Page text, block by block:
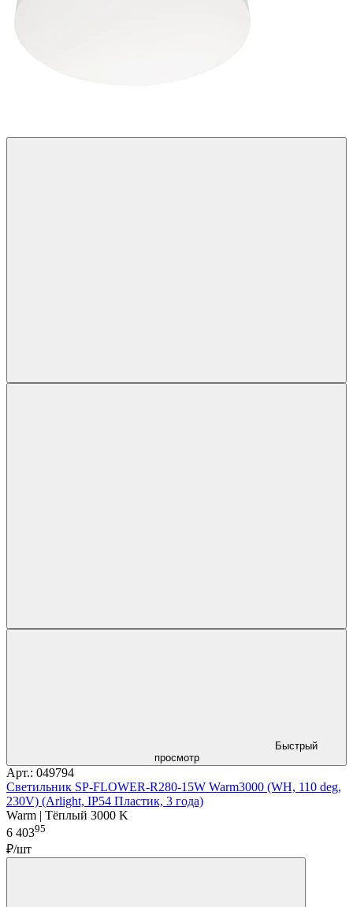
Быстрый
просмотр
Арт.: 049794
Светильник SP-FLOWER-R280-15W Warm3000 (WH, 110 deg,
230V) (Arlight, IP54 Пластик, 3 года)
Warm | Тёплый 3000 K
6 40395
₽/шт